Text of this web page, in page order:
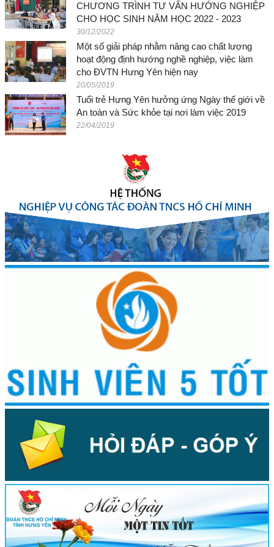
CHƯƠNG TRÌNH TƯ VẤN HƯỚNG NGHIỆP
CHO HỌC SINH NĂM HỌC 2022 - 2023
30/12/2022
Một số giải pháp nhằm nâng cao chất lượng
hoạt động định hướng nghề nghiệp, việc làm
cho ĐVTN Hưng Yên hiện nay
20/05/2019
Tuổi trẻ Hưng Yên hưởng ứng Ngày thế giới về
An toàn và Sức khỏe tại nơi làm việc 2019
22/04/2019